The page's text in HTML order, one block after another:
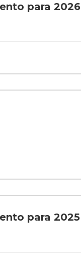
para 2026
para 2025